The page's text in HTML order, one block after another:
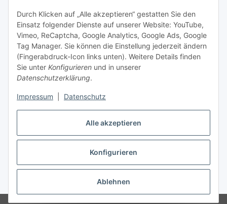
Alle akzeptieren
Konfigurieren
Ablehnen
Durch Klicken auf „Alle akzeptieren“ gestatten Sie den
Einsatz folgender Dienste auf unserer Website: YouTube,
Vimeo, ReCaptcha, Google Analytics, Google Ads, Google
Tag Manager. Sie können die Einstellung jederzeit ändern
(Fingerabdruck-Icon links unten). Weitere Details finden
Sie unter Konfigurieren und in unserer
Datenschutzerklärung.
Impressum Datenschutz
Vertrag widerrufen
* Alle Preise inkl. gesetzlicher MwSt., zzgl.Versand